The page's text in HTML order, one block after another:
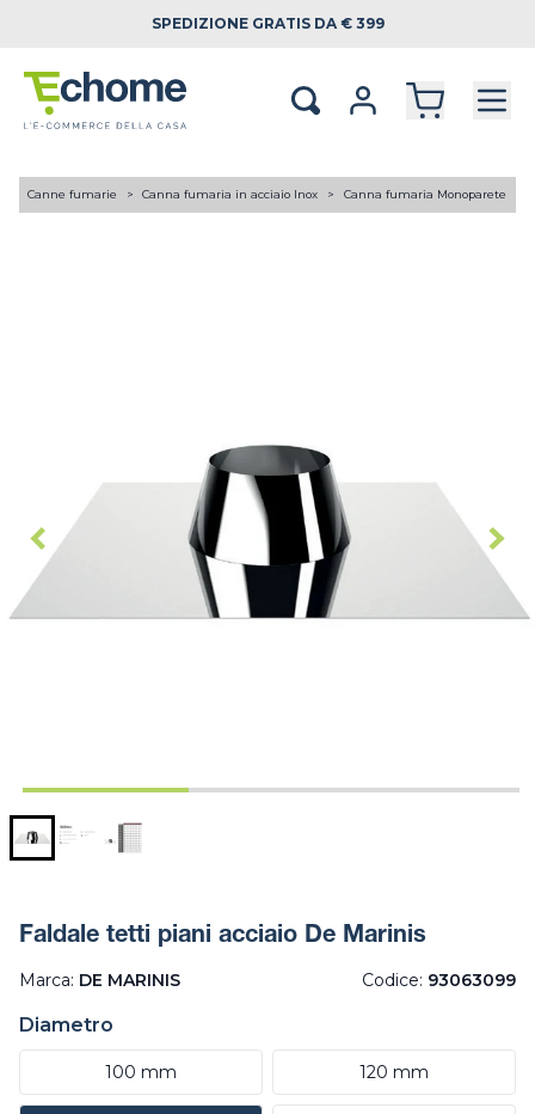
SPEDIZIONE GRATIS DA € 399
Canne fumarie Canna fumaria in acciaio Inox Canna fumaria Monoparete
Faldale tetti piani acciaio De Marinis
Marca: DE MARINIS Codice: 93063099
Diametro
100 mm 120 mm